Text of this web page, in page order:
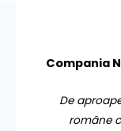
Compania
De
române